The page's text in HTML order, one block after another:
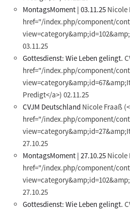
MontagsMoment | 03.11.25 Nicole
href="/index.php/component/
03.11.25
Gottesdienst: Wie Leben gelingt.
href="/index.php/component/
Predigt</a>) 02.11.25
CVJM Deutschland Nicole Fraaß
href="/index.php/component/
27.10.25
MontagsMoment | 27.10.25 Nicole
href="/index.php/component/
27.10.25
Gottesdienst: Wie Leben gelingt.